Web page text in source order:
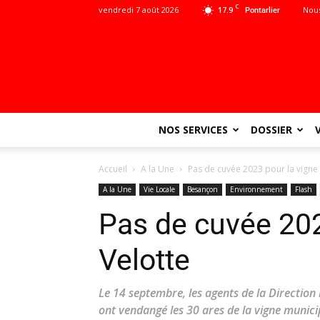
17.9 C Pontarlier
vendredi 7 août 2026
NOS SERVICES DOSSIER
Accueil A la Une Pas de cuvée 2023 pour la
A la Une Vie Locale Besançon Environnement Flash
Pas de cuvée
Velotte
Le 14 septembre, les agents de la
ont vendangé les 30 ares de la vigne